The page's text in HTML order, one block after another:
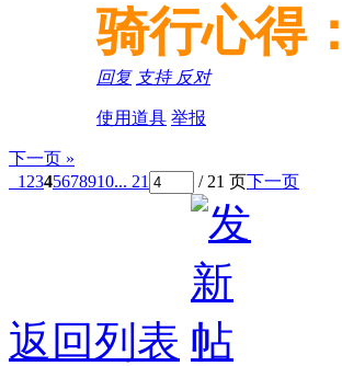
骑行心得：
回复 支持 反对
使用道具 举报
下一页 »
1 2345678910... 21 / 21 页下一页
返回列表